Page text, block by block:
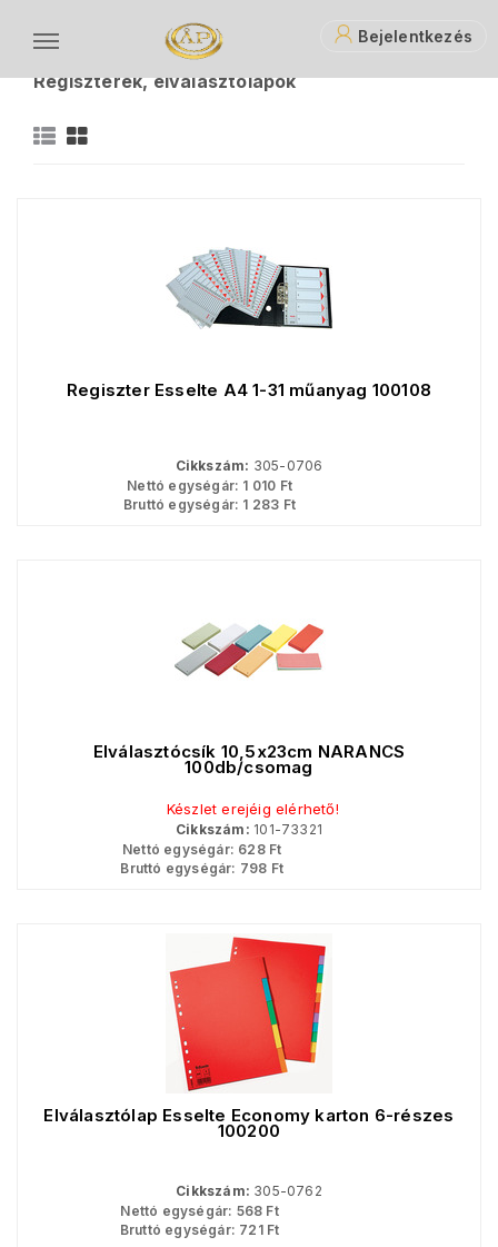
Bejelentkezés
Iratrendezés, archiválás
Regiszterek, elválasztólapok
Regiszter Esselte A4 1-31 műanyag 100108
Cikkszám: 305-0706
Nettó egységár: 1 010 Ft
Bruttó egységár: 1 283 Ft
Elválasztócsík 10,5x23cm NARANCS
100db/csomag
Készlet erejéig elérhető!
Cikkszám: 101-73321
Nettó egységár: 628Ft
Bruttó egységár: 798 Ft
Elválasztólap Esselte Economy karton 6-részes
100200
Cikkszám: 305-0762
Nettó egységár: 568 Ft
Bruttó egységár: 721Ft